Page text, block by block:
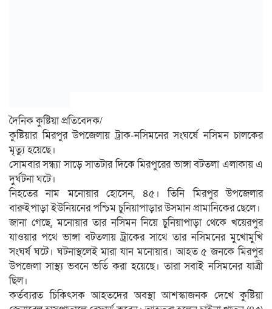
দৈনিক কুষ্টিয়া প্রতিবেদক/
কুষ্টিয়ার মিরপুর উপজেলায় ট্রাক-নসিমনের সংঘর্ষে নসিমন চালকের
মৃত্যু হয়েছে।
সোমবার সন্ধ্যা সাড়ে সাতটার দিকে মিরপুরের ভাঙ্গা বটতলা এলাকায় এ
দুর্ঘটনা ঘটে।
নিহতের নাম মনোয়ার হোসেন, ৪৫। তিনি মিরপুর উপজেলার
বারুইপাড়া ইউনিয়নের পশ্চিম চুনিয়াপাড়ার উসমান প্রামানিকের ছেলে।
জানা গেছে, মনোয়ার তার নসিমন নিয়ে চুনিয়াপাড়া থেকে খয়েরপুর
যাওয়ার পথে ভাঙ্গা বটতলায় ট্রাকের সাথে তার নসিমনের মুখোমুখি
সংঘর্ষ ঘটে। ঘটনাস্থলেই মারা যান মনোয়ার। আহত ৫ জনকে মিরপুর
উপজেলা সাস্থ্য ভবনে ভর্তি করা হয়েছে। তারা সবাই নসিমনের যাত্রী
ছিল।
কর্তব্যরত চিকিৎসক আহতদের অবস্থা আশস্কাজনক দেখে কুষ্টিয়া